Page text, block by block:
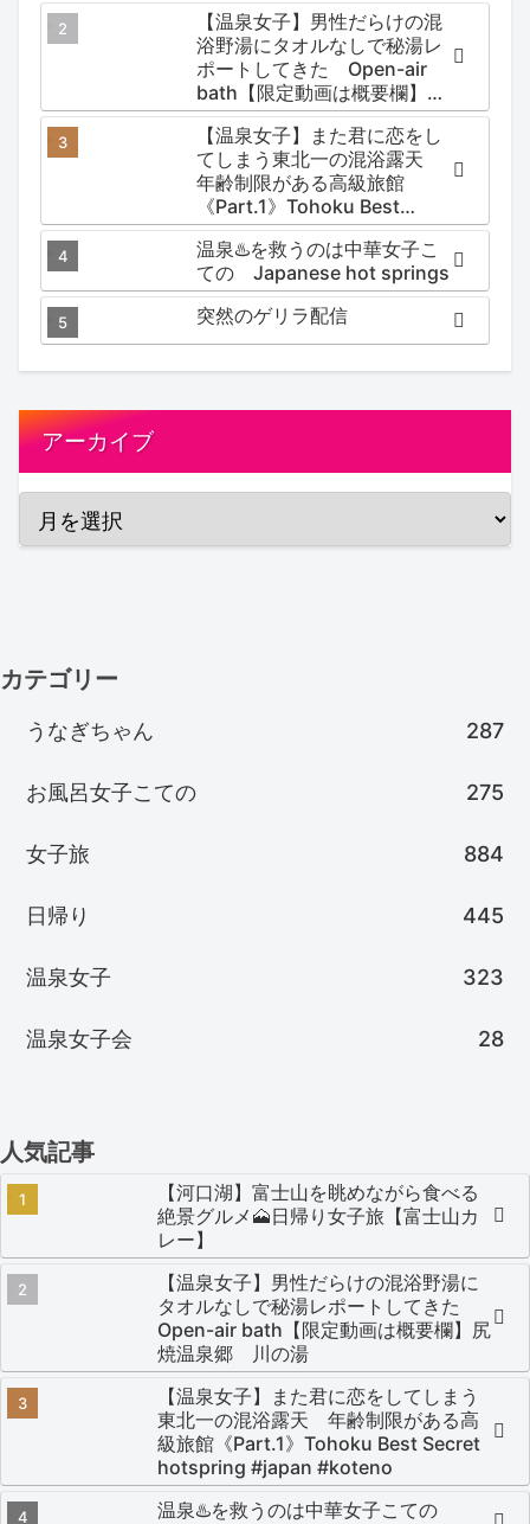
【温泉女子】男性だらけの混
浴野湯にタオルなしで秘湯レ
ポートしてきた Open-air
bath【限定動画は概要欄】尻
焼温泉郷 川の湯
【温泉女子】また君に恋をし
てしまう東北一の混浴露天
年齢制限がある高級旅館
《Part.1》Tohoku Best
Secret hotspring #japan
#koteno
温泉♨️を救うのは中華女子こ
ての Japanese hot springs
突然のゲリラ配信
アーカイブ
カテゴリー
うなぎちゃん 287
お風呂女子こての 275
女子旅 884
日帰り 445
温泉女子 323
温泉女子会 28
人気記事
【河口湖】富士山を眺めながら食べる
絶景グルメ🗻日帰り女子旅【富士山カ
レー】
【温泉女子】男性だらけの混浴野湯に
タオルなしで秘湯レポートしてきた
Open-air bath【限定動画は概要欄】尻
焼温泉郷 川の湯
【温泉女子】また君に恋をしてしまう
東北一の混浴露天 年齢制限がある高
級旅館《Part.1》Tohoku Best Secret
hotspring #japan #koteno
温泉♨️を救うのは中華女子こての